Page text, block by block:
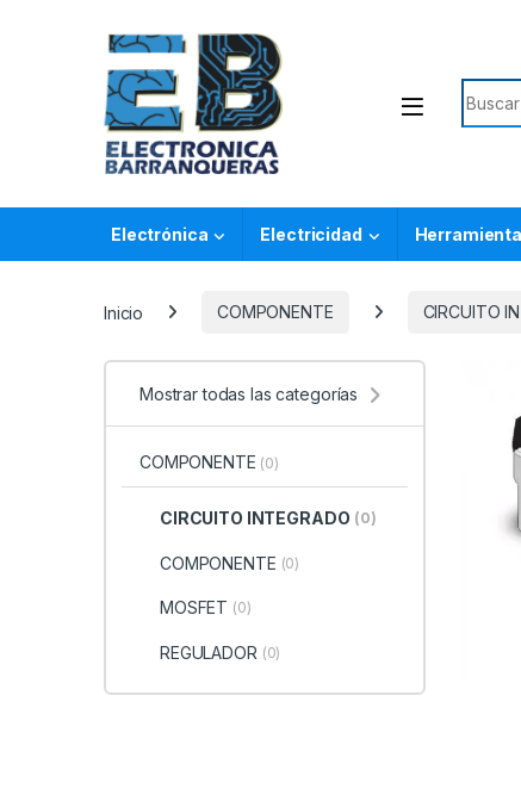
Electrónica Electricidad
Inicio COMPONENTE CIRCUITO
Mostrar todas las categorías
COMPONENTE (0)
CIRCUITO INTEGRADO (0)
COMPONENTE (0)
MOSFET (0)
REGULADOR (0)